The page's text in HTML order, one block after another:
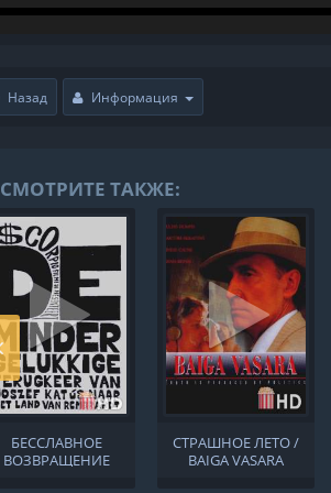
Назад Информация
СМОТРИТЕ ТАКЖЕ:
БЕССЛАВНОЕ
ВОЗВРАЩЕНИЕ
СТРАШНОЕ ЛЕТО /
BAIGA VASARA